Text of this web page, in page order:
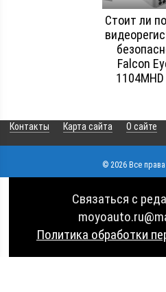
Стоит ли
Falcon
Контакты Карта сайта О сайте
© 2026 Все
Связаться с
Политика обработки